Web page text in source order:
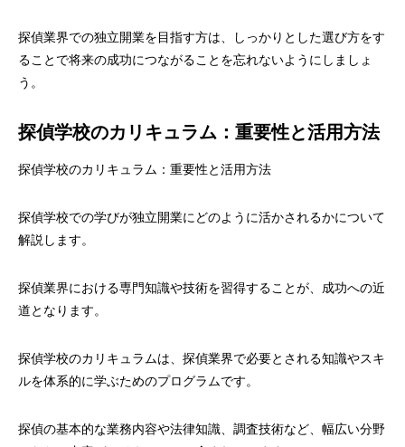
探偵業界での独立開業を目指す方は、しっかりとした選び方をす
ることで将来の成功につながることを忘れないようにしましょ
う。
探偵学校のカリキュラム：重要性と活用方法
探偵学校のカリキュラム：重要性と活用方法
探偵学校での学びが独立開業にどのように活かされるかについて
解説します。
探偵業界における専門知識や技術を習得することが、成功への近
道となります。
探偵学校のカリキュラムは、探偵業界で必要とされる知識やスキ
ルを体系的に学ぶためのプログラムです。
探偵の基本的な業務内容や法律知識、調査技術など、幅広い分野